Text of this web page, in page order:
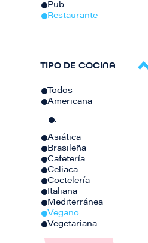
Pub
Restaurante
TIPO DE COCINA
Todos
Americana
.
Asiática
Brasileña
Cafetería
Celiaca
Coctelería
Italiana
Mediterránea
Vegano
Vegetariana